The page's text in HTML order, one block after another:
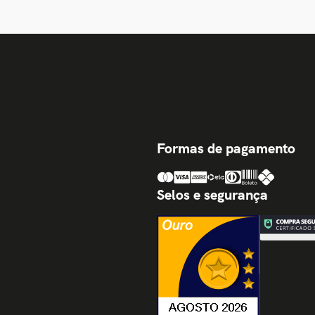
Formas de pagamento
Selos e segurança